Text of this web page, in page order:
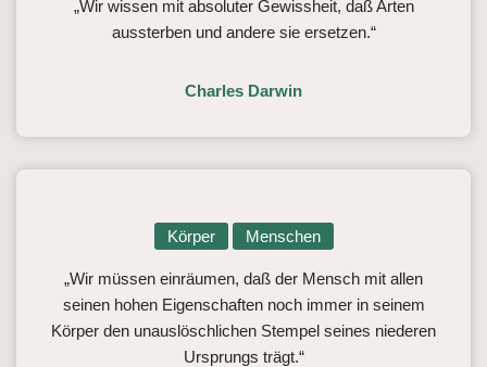
„Wir wissen mit absoluter Gewissheit, daß Arten
aussterben und andere sie ersetzen.“
Charles Darwin
Körper Menschen
„Wir müssen einräumen, daß der Mensch mit allen
seinen hohen Eigenschaften noch immer in seinem
Körper den unauslöschlichen Stempel seines niederen
Ursprungs trägt.“